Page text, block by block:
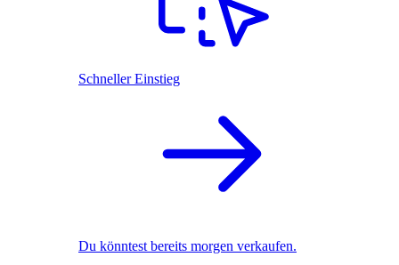
Schneller Einstieg
Du könntest bereits morgen verkaufen.